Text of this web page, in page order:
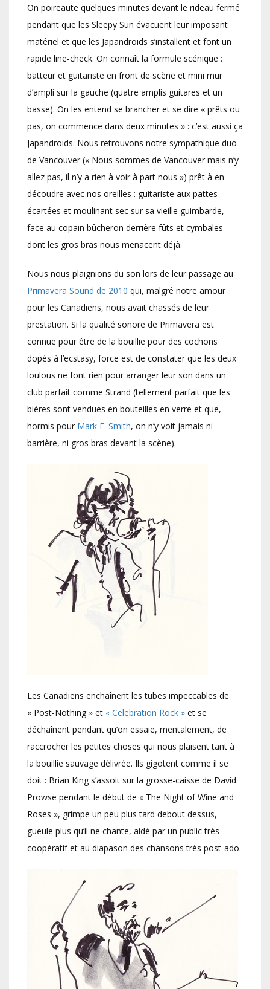
On poireaute quelques minutes devant le rideau fermé
pendant que les Sleepy Sun évacuent leur imposant
matériel et que les Japandroids s’installent et font un
rapide line-check. On connaît la formule scénique :
batteur et guitariste en front de scène et mini mur
d’ampli sur la gauche (quatre amplis guitares et un
basse). On les entend se brancher et se dire « prêts ou
pas, on commence dans deux minutes » : c’est aussi ça
Japandroids. Nous retrouvons notre sympathique duo
de Vancouver (« Nous sommes de Vancouver mais n’y
allez pas, il n’y a rien à voir à part nous ») prêt à en
découdre avec nos oreilles : guitariste aux pattes
écartées et moulinant sec sur sa vieille guimbarde,
face au copain bûcheron derrière fûts et cymbales
dont les gros bras nous menacent déjà.
Nous nous plaignions du son lors de leur passage au
Primavera Sound de 2010 qui, malgré notre amour
pour les Canadiens, nous avait chassés de leur
prestation. Si la qualité sonore de Primavera est
connue pour être de la bouillie pour des cochons
dopés à l’ecstasy, force est de constater que les deux
loulous ne font rien pour arranger leur son dans un
club parfait comme Strand (tellement parfait que les
bières sont vendues en bouteilles en verre et que,
hormis pour Mark E. Smith, on n’y voit jamais ni
barrière, ni gros bras devant la scène).
Les Canadiens enchaînent les tubes impeccables de
« Post-Nothing » et « Celebration Rock » et se
déchaînent pendant qu’on essaie, mentalement, de
raccrocher les petites choses qui nous plaisent tant à
la bouillie sauvage délivrée. Ils gigotent comme il se
doit : Brian King s’assoit sur la grosse-caisse de David
Prowse pendant le début de « The Night of Wine and
Roses », grimpe un peu plus tard debout dessus,
gueule plus qu’il ne chante, aidé par un public très
coopératif et au diapason des chansons très post-ado.